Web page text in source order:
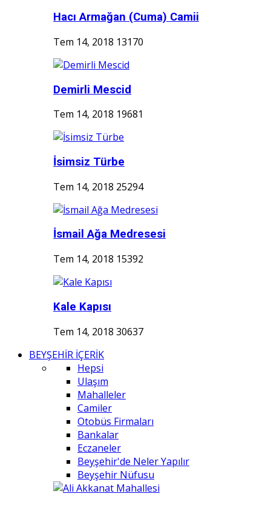
Hacı Armağan (Cuma) Camii
Tem 14, 2018 13170
Demirli Mescid
Tem 14, 2018 19681
İsimsiz Türbe
Tem 14, 2018 25294
İsmail Ağa Medresesi
Tem 14, 2018 15392
Kale Kapısı
Tem 14, 2018 30637
BEYŞEHİR İÇERİK
Hepsi
Ulaşım
Mahalleler
Camiler
Otobüs Firmaları
Bankalar
Eczaneler
Beyşehir'de Neler Yapılır
Beyşehir Nüfusu